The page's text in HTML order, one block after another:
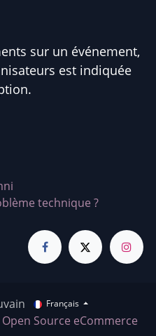
sur un événement,
est indiquée
technique ?
Français
Open Source eCommerce